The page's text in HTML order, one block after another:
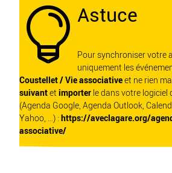
 Astuce
Pour synchroniser votre
uniquement les
Coustellet / Vie associativeet ne rien
suivantet importer le dans votre
(Agenda Google, Agenda Outlook,
Yahoo, ...) : https://aveclagare.org/
associative/